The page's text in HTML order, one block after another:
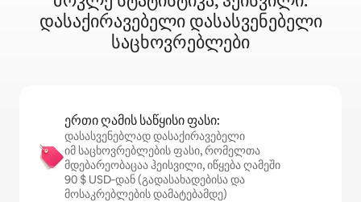
დასაქირავებელი დასასვენებელი
საცხოვრებლები
ერთი ღამის საწყისი ფასი:
დასასვენებლად დასაქირავებელი
იმ საცხოვრებლების ფასი, რომელთა
მდებარეობაცაა ჰეისვილი, იწყება ღამეში
90 $ USD‑დან (გადასახადებისა და
მოსაკრებლების დამატებამდე)